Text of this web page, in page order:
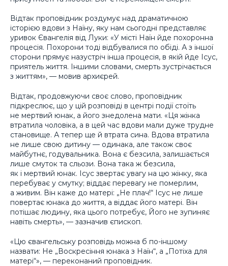
Відтак проповідник роздумує над драматичною
історією вдови з Наїну, яку нам сьогодні представляє
уривок Євангелія від Луки: «У місті Наїн йде похоронна
процесія. Похорони тоді відбувалися по обіді. А з іншої
сторони прямує назустріч інша процесія, в якій йде Ісус,
приятель життя. Іншими словами, смерть зустрічається
з життям», — мовив архиєрей.
Відтак, продовжуючи своє слово, проповідник
підкреслює, що у цій розповіді в центрі події стоїть
не мертвий юнак, а його знедолена мати. «Ця жінка
втратила чоловіка, а в цей час вдови мали дуже трудне
становище. А тепер ще й втрата сина. Вдова втратила
не лише свою дитину — одинака, але також своє
майбутнє, годувальника. Вона є безсила, залишається
лише смуток та сльози. Вона така ж безсила,
як і мертвий юнак. Ісус звертає увагу на цю жінку, яка
перебуває у смутку; віддає перевагу не померлим,
а живим. Він каже до матері: „Не плач!“ Ісус не лише
повертає юнака до життя, а віддає його матері. Він
потішає людину, яка цього потребує, Його не зупиняє
навіть смерть», — зазначив єпископ.
«Цю євангельську розповідь можна б по-іншому
назвати: Не „Воскресіння юнака з Наїн“, а „Потіха для
матері“», — переконаний проповідник.